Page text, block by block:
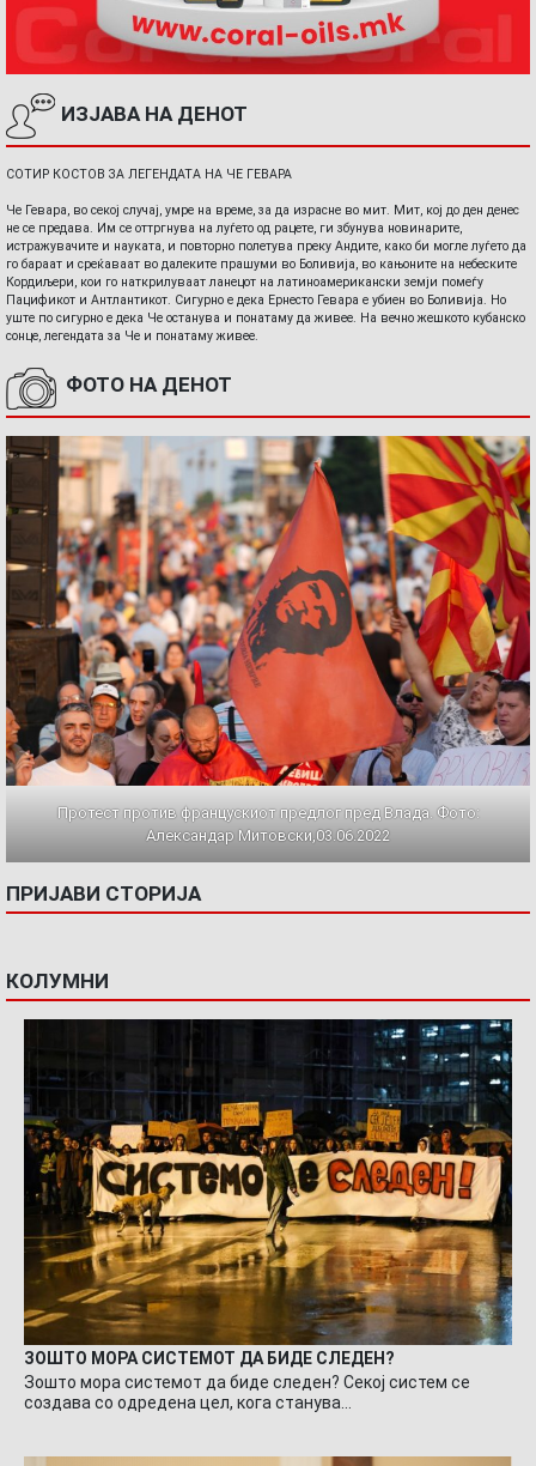
ИЗЈАВА НА ДЕНОТ
СОТИР КОСТОВ ЗА ЛЕГЕНДАТА НА ЧЕ ГЕВАРА
Че Гевара, во секој случај, умре на време, за да израсне во мит. Мит, кој до ден денес
не се предава. Им се оттргнува на луѓето од рацете, ги збунува новинарите,
истражувачите и науката, и повторно полетува преку Андите, како би могле луѓето да
го бараат и среќаваат во далеките прашуми во Боливија, во кањоните на небеските
Кордиљери, кои го наткрилуваат ланецот на латиноамерикански земји помеѓу
Пацификот и Антлантикот. Сигурно е дека Ернесто Гевара е убиен во Боливија. Но
уште по сигурно е дека Че останува и понатаму да живее. На вечно жешкото кубанско
сонце, легендата за Че и понатаму живее.
ФОТО НА ДЕНОТ
Протест против францускиот предлог пред Влада. Фото:
Александар Митовски,03.06.2022
ПРИЈАВИ СТОРИЈА
КОЛУМНИ
ЗОШТО МОРА СИСТЕМОТ ДА БИДЕ СЛЕДЕН?
Зошто мора системот да биде следен? Секој систем се
создава со одредена цел, кога станува…